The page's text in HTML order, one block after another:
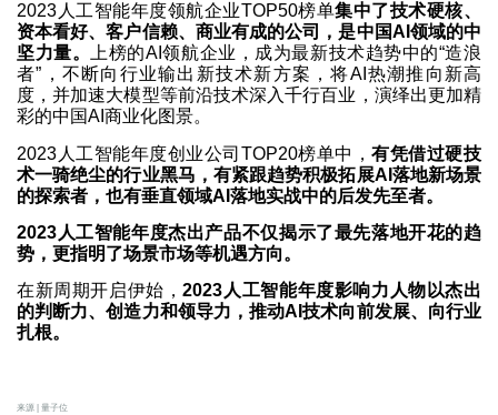
2023人工智能年度领航企业TOP50榜单集中了技术硬核、
资本看好、客户信赖、商业有成的公司，是中国AI领域的中
坚力量。
上榜的AI领航企业，成为最新技术趋势中的“造浪
者”，不断向行业输出新技术新方案，将AI热潮推向新高
度，并加速大模型等前沿技术深入千行百业，演绎出更加精
彩的中国AI商业化图景。
2023人工智能年度创业公司TOP20榜单中，有凭借过硬技
术一骑绝尘的行业黑马，有紧跟趋势积极拓展AI落地新场景
的探索者，也有垂直领域AI落地实战中的后发先至者。
2023人工智能年度杰出产品不仅揭示了最先落地开花的趋
势 ，更指明了场景市场等机遇方向。
在新周期开启伊始，2023人工智能年度影响力人物以杰出
的判断力、创造力和领导力，推动AI技术向前发展、向行业
扎根。
来源 | 量子位